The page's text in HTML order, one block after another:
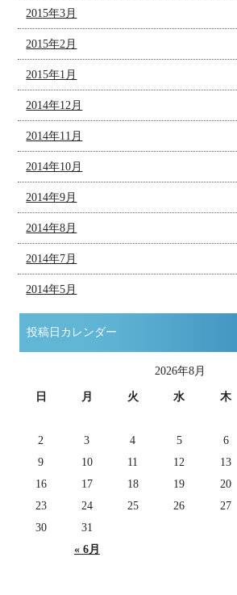
2015年3月
2015年2月
2015年1月
2014年12月
2014年11月
2014年10月
2014年9月
2014年8月
2014年7月
2014年5月
投稿日カレンダー
2026年8月
日 月 火 水 木
« 6月
2
3 4 5 6
9
10 11 12 13
16
17 18 19 20
23
24 25 26 27
30
31